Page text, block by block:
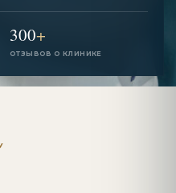
300+
ОТЗЫВОВ О КЛИНИКЕ